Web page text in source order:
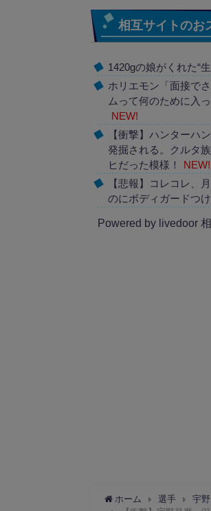
相互サイトのお
1420gの娘がくれた“生
ホリエモン「面接で
ムって何のために入
NEW!
【衝撃】ハンターハ
発掘される。クルタ
ヒだった模様！
NEW!
【悲報】コレコレ、
のにボディガードつ
Powered by livedoor
ホーム 選手
宇